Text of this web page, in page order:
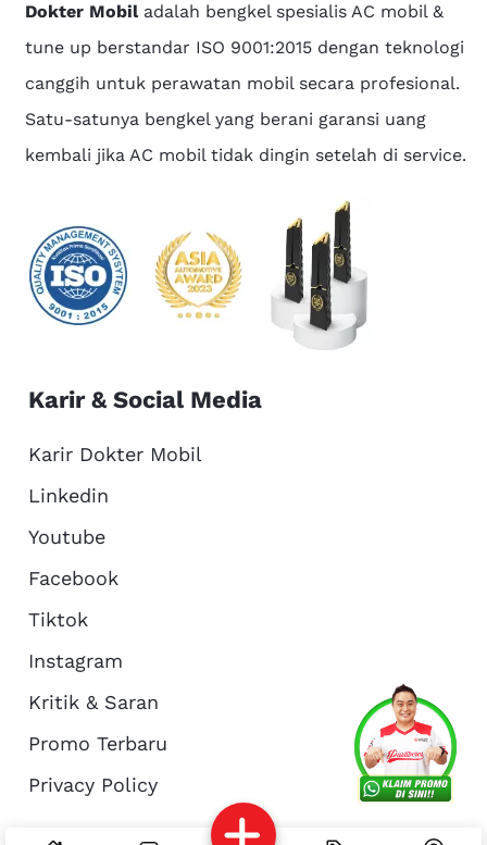
About Us
Reservasi Article
Dokter Mobiladalah bengkel spesialis AC mobil &
tune up berstandar ISO 9001:2015 dengan teknologi
canggih untuk perawatan mobil secara profesional.
Satu-satunya bengkel yang berani garansi uang
kembali jika AC mobil tidak dingin setelah di service.
Karir & Social Media
Karir Dokter Mobil
Linkedin
Youtube
Facebook
Tiktok
Instagram
Kritik & Saran
Promo Terbaru
Privacy Policy